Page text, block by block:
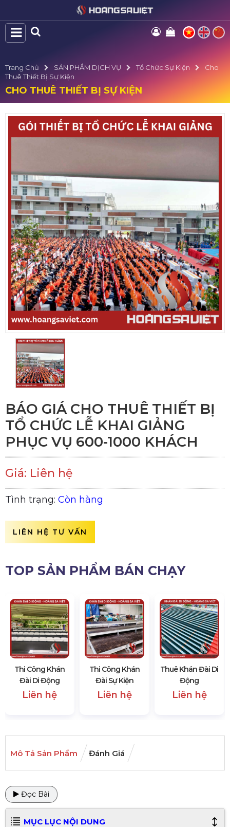
Trang Chủ SẢN PHẨM DỊCH VỤ Tổ Chức Sự Kiện
Cho
Thuê Thiết Bị Sự Kiện
CHO THUÊ THIẾT BỊ SỰ KIỆN
BÁO GIÁ CHO THUÊ THIẾT BỊ
TỔ CHỨC LỄ KHAI GIẢNG
PHỤC VỤ 600-1000 KHÁCH
Giá: Liên hệ
Tình trạng: Còn hàng
LIÊN HỆ TƯ VẤN
TOP SẢN PHẨM BÁN CHẠY
Thi Công Khán
Đài Di Động
Liên hệ
Thi Công Khán
Đài Sự Kiện
Liên hệ
Thuê Khán Đài Di
Động
Liên hệ
Mô Tả Sản Phẩm Đánh Giá
Đọc Bài
MỤC LỤC NỘI DUNG